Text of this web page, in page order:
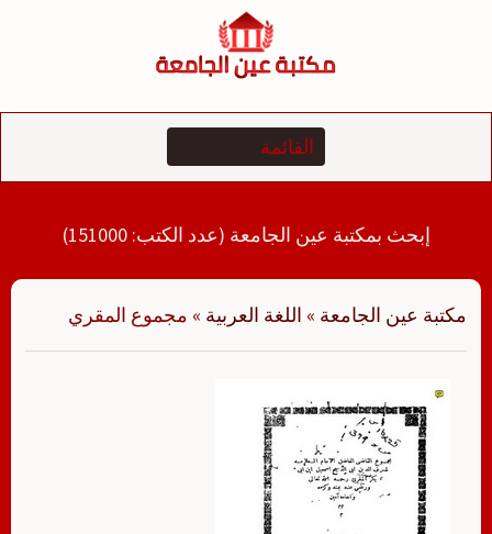
إبحث بمكتبة عين الجامعة (عدد الكتب: 151000)
مكتبة عين الجامعة » اللغة العربية » مجموع المقري